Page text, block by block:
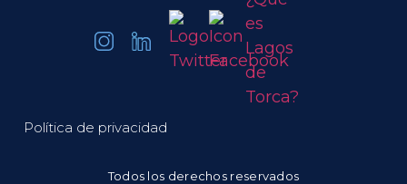
Política de privacidad
Todos los derechos reservados